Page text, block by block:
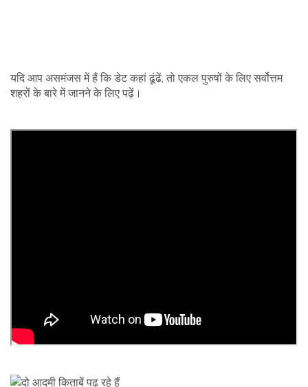
यदि आप असमंजस में हैं कि डेट कहां ढूंढें, तो एकल पुरुषों के लिए सर्वोत्तम
शहरों के बारे में जानने के लिए पढ़ें।